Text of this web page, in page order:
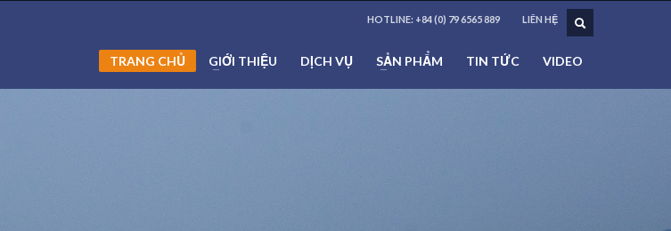
HOTLINE: +84 (0) 79 6565 889 LIÊN HỆ
TRANG CHỦ GIỚI THIỆU DỊCH VỤ SẢN PHẨM TIN TỨC VIDEO